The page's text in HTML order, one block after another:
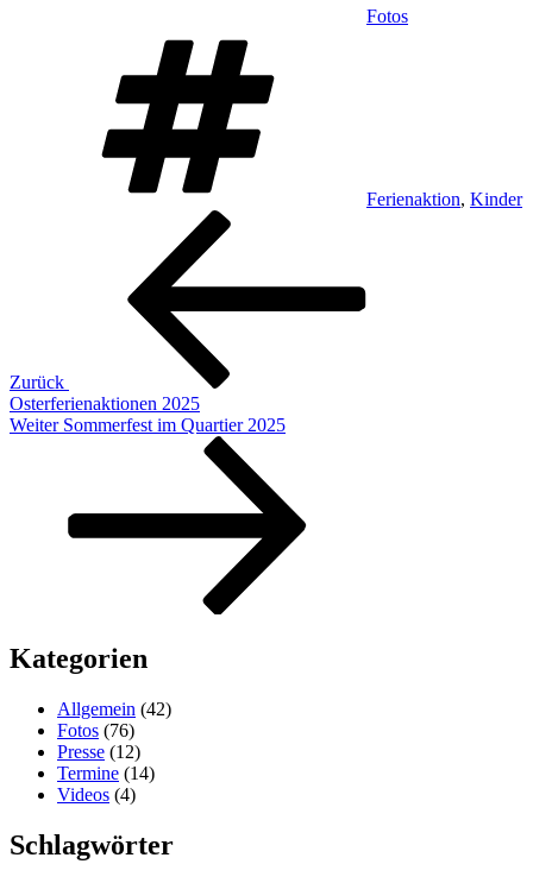
Fotos
Ferienaktion, Kinder
Beitragsnavigation
Zurück
Osterferienaktionen 2025
Nächster
Weiter Sommerfest im Quartier 2025
Kategorien
Allgemein (42)
Fotos (76)
Presse (12)
Termine (14)
Videos (4)
Schlagwörter